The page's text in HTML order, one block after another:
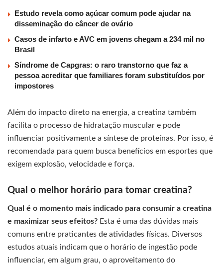
Estudo revela como açúcar comum pode ajudar na
disseminação do câncer de ovário
Casos de infarto e AVC em jovens chegam a 234 mil no
Brasil
Síndrome de Capgras: o raro transtorno que faz a
pessoa acreditar que familiares foram substituídos por
impostores
Além do impacto direto na energia, a creatina também
facilita o processo de hidratação muscular e pode
influenciar positivamente a síntese de proteínas. Por isso, é
recomendada para quem busca benefícios em esportes que
exigem explosão, velocidade e força.
Qual o melhor horário para tomar creatina?
Qual é o momento mais indicado para consumir a creatina
e maximizar seus efeitos? Esta é uma das dúvidas mais
comuns entre praticantes de atividades físicas. Diversos
estudos atuais indicam que o horário de ingestão pode
influenciar, em algum grau, o aproveitamento do